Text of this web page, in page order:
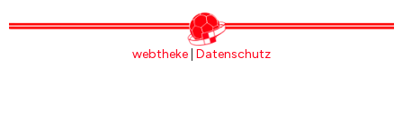
webtheke Datenschutz